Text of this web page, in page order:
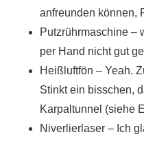
anfreunden können,
Putzrührmaschine –
per Hand nicht gut
Heißluftfön – Yeah.
Stinkt ein bisschen,
Karpaltunnel (siehe
Niverlierlaser – Ich